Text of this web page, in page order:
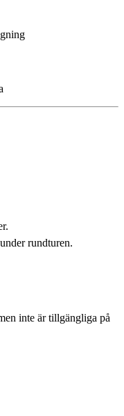
rundturen.
inte är tillgängliga på